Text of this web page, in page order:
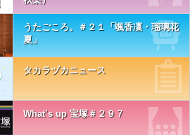
うたごころ。＃２１「颯香凜・瑠璃花
夏」
タカラヅカニュース
What’s up 宝塚＃２９７